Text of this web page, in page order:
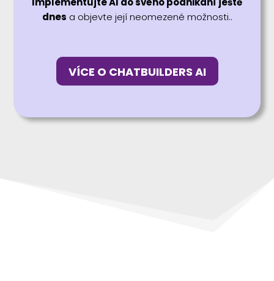
dnes a objevte její neomezené možnosti..
VÍCE O CHATBUILDERS AI